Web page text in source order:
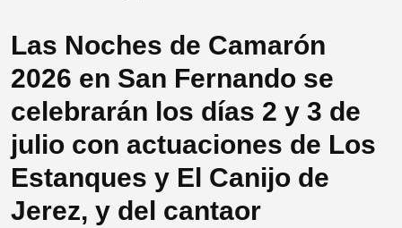
Las Noches de Camarón
2026 en San Fernando se
celebrarán los días 2 y 3 de
julio con actuaciones de Los
Estanques y El Canijo de
Jerez, y del cantaor